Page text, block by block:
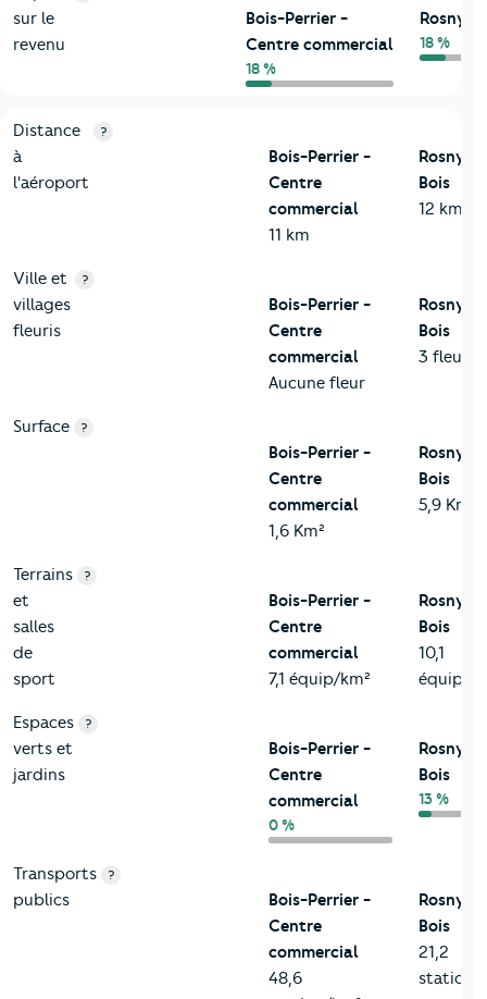
sur le
revenu
Bois-Perrier -
Centre commercial
18 %
Rosny-
18 %
3-Environnement
Critères Bois-Perrier - Centre commercial
Distance
à
l'aéroport
?
Bois-Perrier -
Centre
commercial
11 km
Rosny-
Bois
12 km
Ville et
villages
fleuris
?
Bois-Perrier -
Centre
commercial
Aucune fleur
Rosny-
Bois
3 fleurs
Surface ?
Bois-Perrier -
Centre
commercial
1,6 Km²
Rosny-
Bois
5,9 Km²
Terrains
et
salles
de
sport
?
Bois-Perrier -
Centre
commercial
7,1 équip/km²
Rosny-
Bois
10,1
équip/
Espaces
verts et
jardins
?
Bois-Perrier -
Centre
commercial
0 %
Rosny-
Bois
13 %
Transports
publics
?
Bois-Perrier -
Centre
commercial
48,6
Rosny-
Bois
21,2
station/